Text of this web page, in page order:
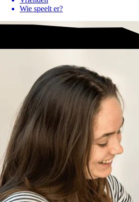
Wie speelt er?